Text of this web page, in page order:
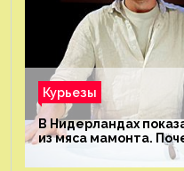
Курьезы
В Нидерландах
из мяса мамонта.